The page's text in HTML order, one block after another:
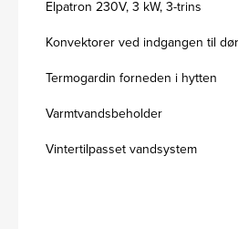
Elpatron 230V, 3 kW, 3-trins
Konvektorer ved indgangen til
Termogardin forneden i hytten
Varmtvandsbeholder
Vintertilpasset vandsystem